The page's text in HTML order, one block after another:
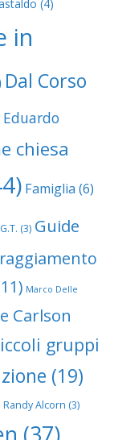
(4)
in
Dal Corso
Eduardo
chiesa
Famiglia (6)
G.T. (3) Guide
Marco Delle
Carlson
gruppi
(19)
Randy Alcorn (3)
(37)